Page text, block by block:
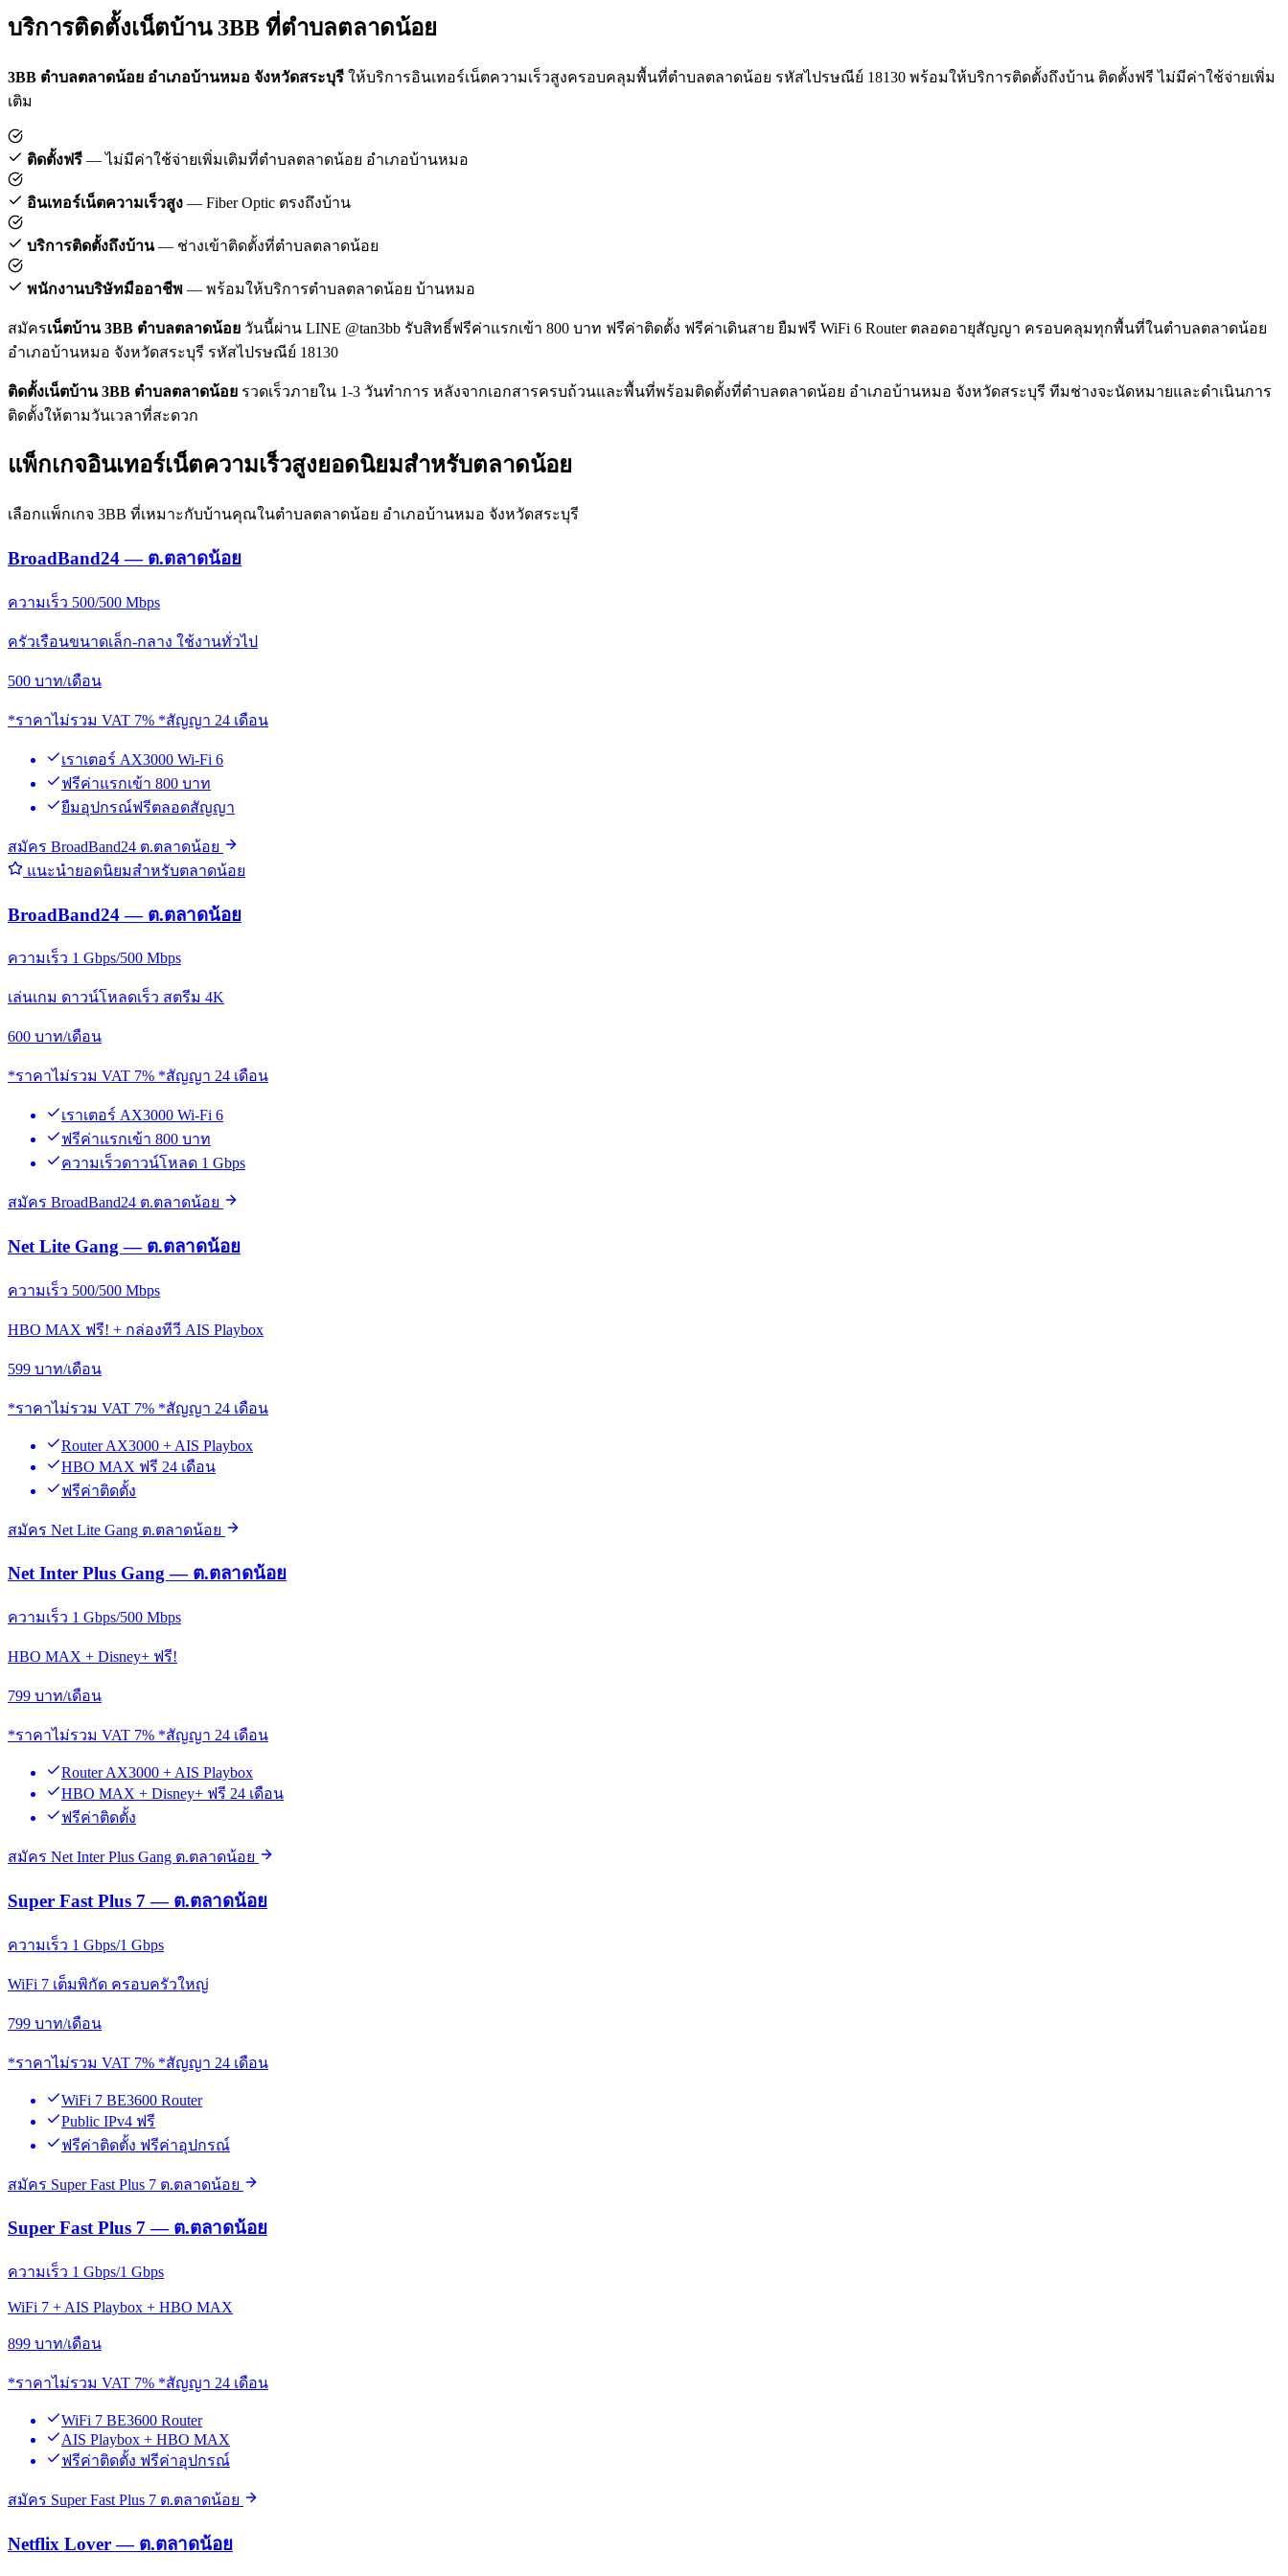
บริการติดตั้งเน็ตบ้าน 3BB ที่ตำบลตลาดน้อย
3BB ตำบลตลาดน้อย อำเภอบ้านหมอ จังหวัดสระบุรี ให้บริการอินเทอร์เน็ตความเร็วสูงครอบคลุมพื้นที่ตำบลตลาดน้อย รหัสไปรษณีย์ 18130 พร้อมให้บริการติดตั้งถึงบ้าน ติดตั้งฟรี ไม่มีค่าใช้จ่ายเพิ่ม
เติม
ติดตั้งฟรี — ไม่มีค่าใช้จ่ายเพิ่มเติมที่ตำบลตลาดน้อย อำเภอบ้านหมอ
อินเทอร์เน็ตความเร็วสูง — Fiber Optic ตรงถึงบ้าน
บริการติดตั้งถึงบ้าน— ช่างเข้าติดตั้งที่ตำบลตลาดน้อย
พนักงานบริษัทมืออาชีพ — พร้อมให้บริการตำบลตลาดน้อย บ้านหมอ
สมัครเน็ตบ้าน 3BB ตำบลตลาดน้อย วันนี้ผ่าน LINE @tan3bb รับสิทธิ์ฟรีค่าแรกเข้า 800 บาท ฟรีค่าติดตั้ง ฟรีค่าเดินสาย ยืมฟรี WiFi 6 Router ตลอดอายุสัญญา ครอบคลุมทุกพื้นที่ในตำบลตลาดน้อย
อำเภอบ้านหมอ จังหวัดสระบุรี รหัสไปรษณีย์ 18130
ติดตั้งเน็ตบ้าน 3BB ตำบลตลาดน้อย รวดเร็วภายใน 1-3 วันทำการ หลังจากเอกสารครบถ้วนและพื้นที่พร้อมติดตั้งที่ตำบลตลาดน้อย อำเภอบ้านหมอ จังหวัดสระบุรี ทีมช่างจะนัดหมายและดำเนินการ
ติดตั้งให้ตามวันเวลาที่สะดวก
แพ็กเกจอินเทอร์เน็ตความเร็วสูงยอดนิยมสำหรับตลาดน้อย
เลือกแพ็กเกจ 3BB ที่เหมาะกับบ้านคุณในตำบลตลาดน้อย อำเภอบ้านหมอ จังหวัดสระบุรี
BroadBand24 — ต.ตลาดน้อย
ความเร็ว 500/500 Mbps
ครัวเรือนขนาดเล็ก-กลาง ใช้งานทั่วไป
500 บาท/เดือน
*ราคาไม่รวม VAT 7% *สัญญา 24 เดือน
เราเตอร์ AX3000 Wi-Fi 6
ฟรีค่าแรกเข้า 800 บาท
ยืมอุปกรณ์ฟรีตลอดสัญญา
สมัคร BroadBand24 ต.ตลาดน้อย
แนะนำยอดนิยมสำหรับตลาดน้อย
BroadBand24 — ต.ตลาดน้อย
ความเร็ว 1 Gbps/500 Mbps
เล่นเกม ดาวน์โหลดเร็ว สตรีม 4K
600 บาท/เดือน
*ราคาไม่รวม VAT 7% *สัญญา 24 เดือน
เราเตอร์ AX3000 Wi-Fi 6
ฟรีค่าแรกเข้า 800 บาท
ความเร็วดาวน์โหลด 1 Gbps
สมัคร BroadBand24 ต.ตลาดน้อย
Net Lite Gang — ต.ตลาดน้อย
ความเร็ว 500/500 Mbps
HBO MAX ฟรี! + กล่องทีวี AIS Playbox
599 บาท/เดือน
*ราคาไม่รวม VAT 7% *สัญญา 24 เดือน
Router AX3000 + AIS Playbox
HBO MAX ฟรี 24 เดือน
ฟรีค่าติดตั้ง
สมัคร Net Lite Gang ต.ตลาดน้อย
Net Inter Plus Gang — ต.ตลาดน้อย
ความเร็ว 1 Gbps/500 Mbps
HBO MAX + Disney+ ฟรี!
799 บาท/เดือน
*ราคาไม่รวม VAT 7% *สัญญา 24 เดือน
Router AX3000 + AIS Playbox
HBO MAX + Disney+ ฟรี 24 เดือน
ฟรีค่าติดตั้ง
สมัคร Net Inter Plus Gang ต.ตลาดน้อย
Super Fast Plus 7 — ต.ตลาดน้อย
ความเร็ว 1 Gbps/1 Gbps
WiFi 7 เต็มพิกัด ครอบครัวใหญ่
799 บาท/เดือน
*ราคาไม่รวม VAT 7% *สัญญา 24 เดือน
WiFi 7 BE3600 Router
Public IPv4 ฟรี
ฟรีค่าติดตั้ง ฟรีค่าอุปกรณ์
สมัคร Super Fast Plus 7 ต.ตลาดน้อย
Super Fast Plus 7 — ต.ตลาดน้อย
ความเร็ว 1 Gbps/1 Gbps
WiFi 7 + AIS Playbox + HBO MAX
899 บาท/เดือน
*ราคาไม่รวม VAT 7% *สัญญา 24 เดือน
WiFi 7 BE3600 Router
AIS Playbox + HBO MAX
ฟรีค่าติดตั้ง ฟรีค่าอุปกรณ์
สมัคร Super Fast Plus 7 ต.ตลาดน้อย
Netflix Lover — ต.ตลาดน้อย